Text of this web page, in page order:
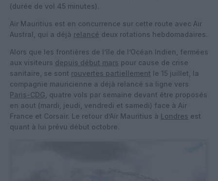
(durée de vol 45 minutes).
Air Mauritius est en concurrence sur cette route avec Air
Austral, qui a déjà relancé deux rotations hebdomadaires.
Alors que les frontières de l’île de l’Océan Indien, fermées
aux visiteurs depuis début mars pour cause de crise
sanitaire, se sont rouvertes partiellement le 15 juillet, la
compagnie mauricienne a déjà relancé sa ligne vers
Paris-CDG , quatre vols par semaine devant être proposés
en aout (mardi, jeudi, vendredi et samedi) face à Air
France et Corsair. Le retour d’Air Mauritius à Londres est
quant à lui prévu début octobre.